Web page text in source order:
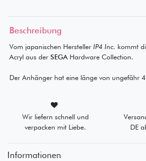
Beschreibung
Vom japanischen Hersteller IP4 Inc. kommt
Acryl aus der SEGAHardware Collection.
Der Anhänger hat eine länge von ungefähr
Wir liefern schnell und
verpacken mit Liebe.
DE
Informationen